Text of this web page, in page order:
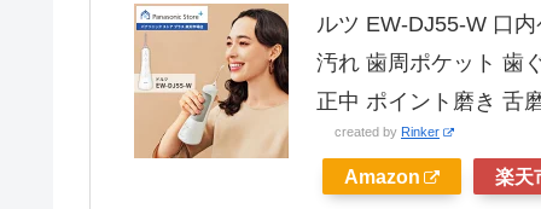
ルツ EW-DJ55-W 口
汚れ 歯周ポケット 歯
正中 ポイント磨き 舌
created by Rinker
Amazon 楽天